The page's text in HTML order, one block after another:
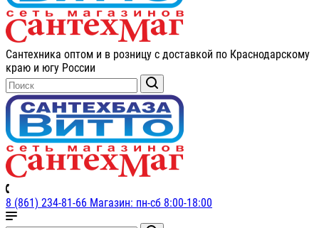
Сантехника оптом и в розницу с доставкой по Краснодарскому
краю и югу России
8 (861) 234-81-66 Магазин: пн-сб 8:00-18:00